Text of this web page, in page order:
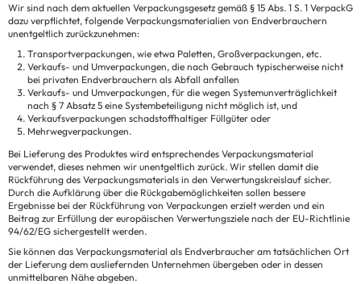
Wir sind nach dem aktuellen Verpackungsgesetz gemäß § 15 Abs. 1 S. 1 VerpackG
dazu verpflichtet, folgende Verpackungsmaterialien von Endverbrauchern
unentgeltlich zurückzunehmen:
Transportverpackungen, wie etwa Paletten, Großverpackungen, etc.
Verkaufs- und Umverpackungen, die nach Gebrauch typischerweise nicht
bei privaten Endverbrauchern als Abfall anfallen
Verkaufs- und Umverpackungen, für die wegen Systemunverträglichkeit
nach § 7 Absatz 5 eine Systembeteiligung nicht möglich ist, und
Verkaufsverpackungen schadstoffhaltiger Füllgüter oder
Mehrwegverpackungen.
Bei Lieferung des Produktes wird entsprechendes Verpackungsmaterial
verwendet, dieses nehmen wir unentgeltlich zurück. Wir stellen damit die
Rückführung des Verpackungsmaterials in den Verwertungskreislauf sicher.
Durch die Aufklärung über die Rückgabemöglichkeiten sollen bessere
Ergebnisse bei der Rückführung von Verpackungen erzielt werden und ein
Beitrag zur Erfüllung der europäischen Verwertungsziele nach der EU-Richtlinie
94/62/EG sichergestellt werden.
Sie können das Verpackungsmaterial als Endverbraucher am tatsächlichen Ort
der Lieferung dem ausliefernden Unternehmen übergeben oder in dessen
unmittelbaren Nähe abgeben.